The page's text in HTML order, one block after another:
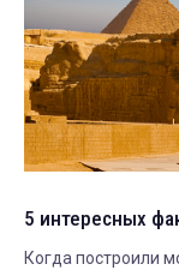
5 интересных
Когда построили